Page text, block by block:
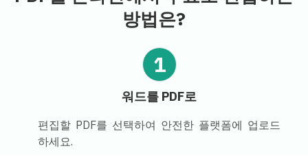
방법은?
1
워드를 PDF로
편집할 PDF를 선택하여 안전한 플랫폼에 업로드
하세요.